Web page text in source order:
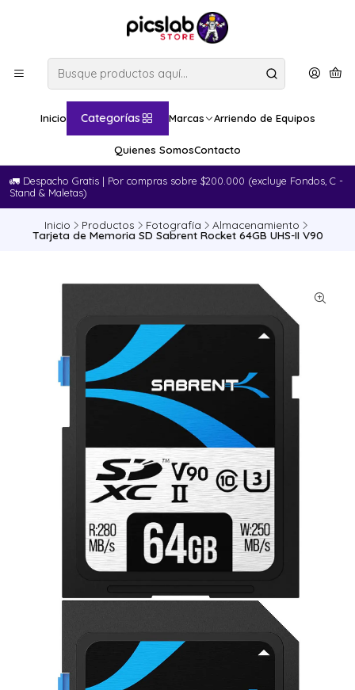
Inicio Categorías Marcas Arriendo de Equipos
Quienes SomosContacto
🚛​ Despacho Gratis | Por compras sobre $200.000 (excluye Fondos, C -
Stand & Maletas)
Inicio Productos Fotografía Almacenamiento
Tarjeta de Memoria SD Sabrent Rocket 64GB UHS-II V90